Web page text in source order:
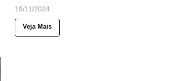
19/11/2024
Veja Mais